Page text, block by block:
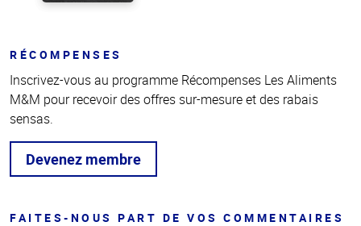
RÉCOMPENSES
Inscrivez-vous au programme Récompenses Les Aliments
M&M pour recevoir des offres sur-mesure et des rabais
sensas.
Devenez membre
FAITES-NOUS PART DE VOS COMMENTAIRES